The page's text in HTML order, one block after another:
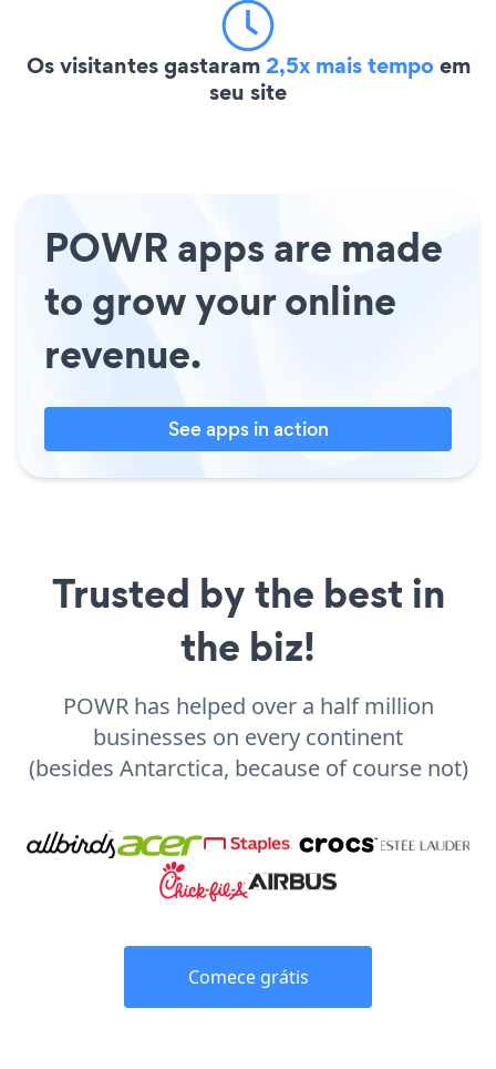
Os visitantes gastaram2,5x mais tempoem
seu site
POWR apps are made
to grow your online
revenue.
See apps in action
Trusted by the best in
the biz!
POWR has helped over a half million
businesses on every continent
(besides Antarctica, because of course not)
Comece grátis